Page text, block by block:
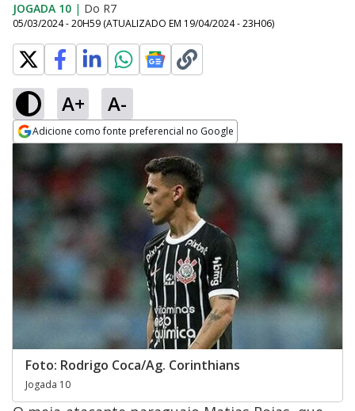
JOGADA 10 | Do R7
05/03/2024 - 20H59 (ATUALIZADO EM 19/04/2024 - 23H06)
A+ A-
Adicione como fonte preferencial no Google
Opens in new window
Foto: Rodrigo Coca/Ag. Corinthians
Jogada 10